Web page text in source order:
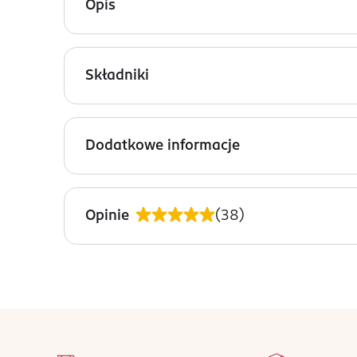
Opis
Bausch + Lomb ReNu płyn do soczewek, 500 ml.
Składniki
Hydranate® (Hydroksyalkilofosfonian) 0,03%,
Dymed™ (Biguanid Poliaminopropylu) 0,0001%
Dodatkowe informacje
PRZYGOTOWANIE I STOSOWANIE
• Po każdym użyciu wylej płyn z pojemnika do
Opinie (38)